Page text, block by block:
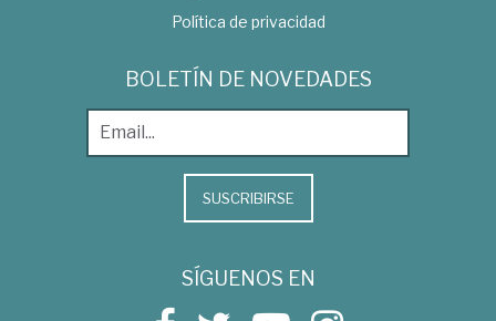
Política de privacidad
BOLETÍN DE NOVEDADES
SUSCRIBIRSE
SÍGUENOS EN